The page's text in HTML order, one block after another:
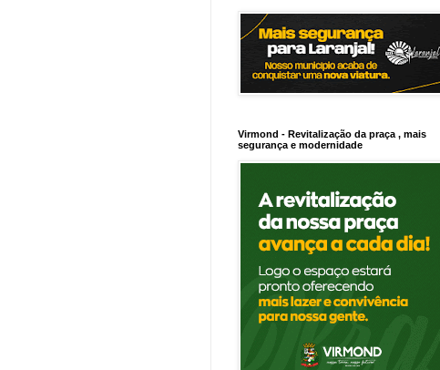
Virmond - Revitalização da praça , mais
segurança e modernidade